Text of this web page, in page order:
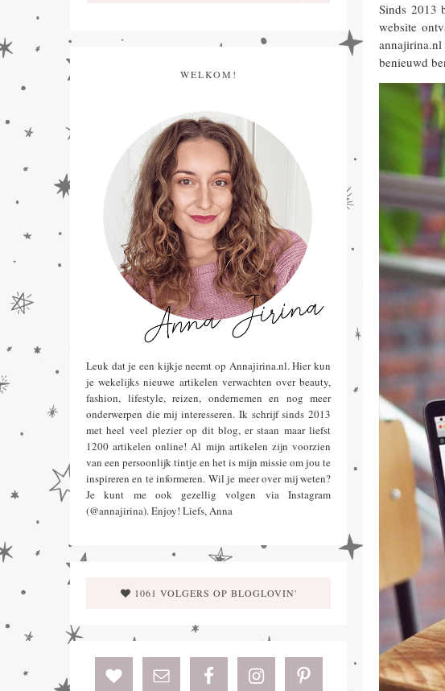
Sinds 2013
website
benieuwd
WELKOM!
Leuk dat je een kijkje neemt op Annajirina.nl. Hier kun
je wekelijks nieuwe artikelen verwachten over beauty,
fashion, lifestyle, reizen, ondernemen en nog meer
onderwerpen die mij interesseren. Ik schrijf sinds 2013
met heel veel plezier op dit blog, er staan maar liefst
1200 artikelen online! Al mijn artikelen zijn voorzien
van een persoonlijk tintje en het is mijn missie om jou te
inspireren en te informeren. Wil je meer over mij weten?
Je kunt me ook gezellig volgen via Instagram
(@annajirina). Enjoy! Liefs, Anna
1061 VOLGERS OP BLOGLOVIN'